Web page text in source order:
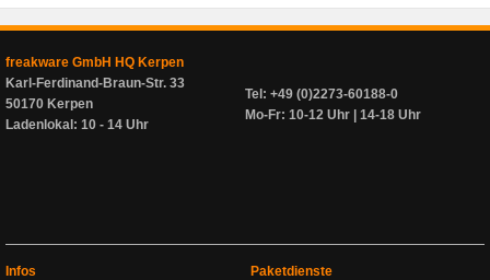
freakware GmbH HQ Kerpen
Karl-Ferdinand-Braun-Str. 33
50170 Kerpen
Ladenlokal: 10 - 14 Uhr
Tel: +49 (0)2273-60188-0
Mo-Fr: 10-12 Uhr | 14-18 Uhr
Infos
Paketdienste